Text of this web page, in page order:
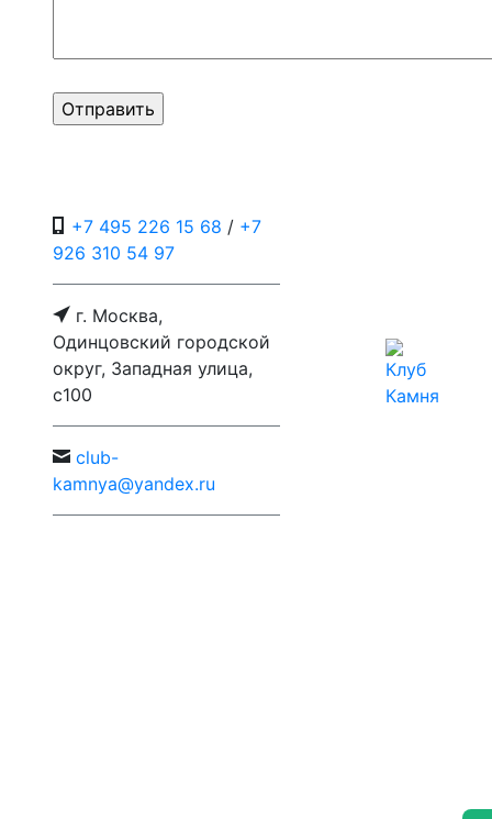
+7 495 226 15 68 / +7
926 310 54 97
г. Москва,
Одинцовский городской
округ, Западная улица,
с100
club-
kamnya@yandex.ru